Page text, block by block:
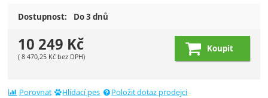
Dostupnost: Do 3 dnů
10 249 Kč
( 8 470,25 Kč bez DPH)
Koupit
Porovnat Hlídací pes Položit dotaz prodejci